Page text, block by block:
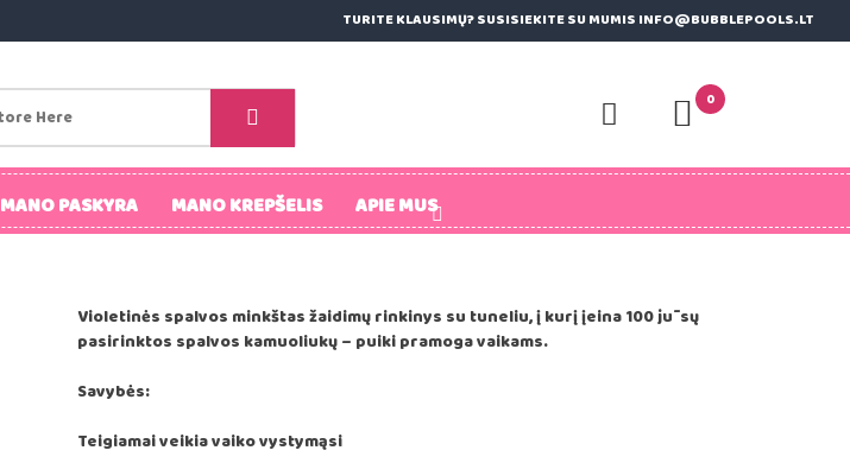
TURITE KLAUSIMŲ? SUSISIEKITE SU MUMIS INFO@BUBBLEPOOLS.LT
0
MANO PASKYRA MANO KREPŠELIS APIE MUS
Violetinės spalvos minkštas žaidimų rinkinys su tuneliu, į kurį įeina 100 jūsų
pasirinktos spalvos kamuoliukų – puiki pramoga vaikams.
Savybės:
Teigiamai veikia vaiko vystymąsi